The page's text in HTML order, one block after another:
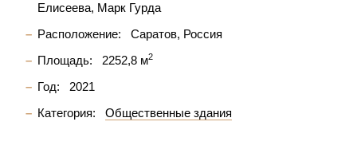
Елисеева Марк Гурда
Расположение:
Саратов, Россия
Площадь:
2252,8 м2
Год:
2021
Категория:
Общественные здания